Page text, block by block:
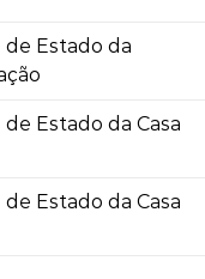
de Estado da
Estado da Casa
Estado da Casa